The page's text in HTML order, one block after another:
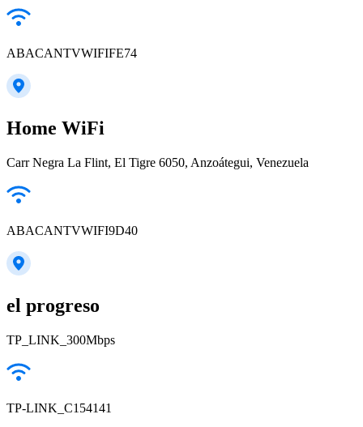
ABACANTVWIFIFE74
Home WiFi
Carr Negra La Flint, El Tigre 6050, Anzoátegui, Venezuela
ABACANTVWIFI9D40
el progreso
TP_LINK_300Mbps
TP-LINK_C154141